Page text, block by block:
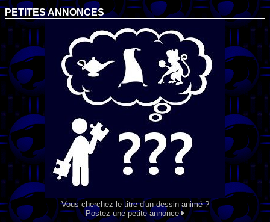
PETITES ANNONCES
Vous cherchez le titre d'un dessin animé ?
Postez une petite annonce